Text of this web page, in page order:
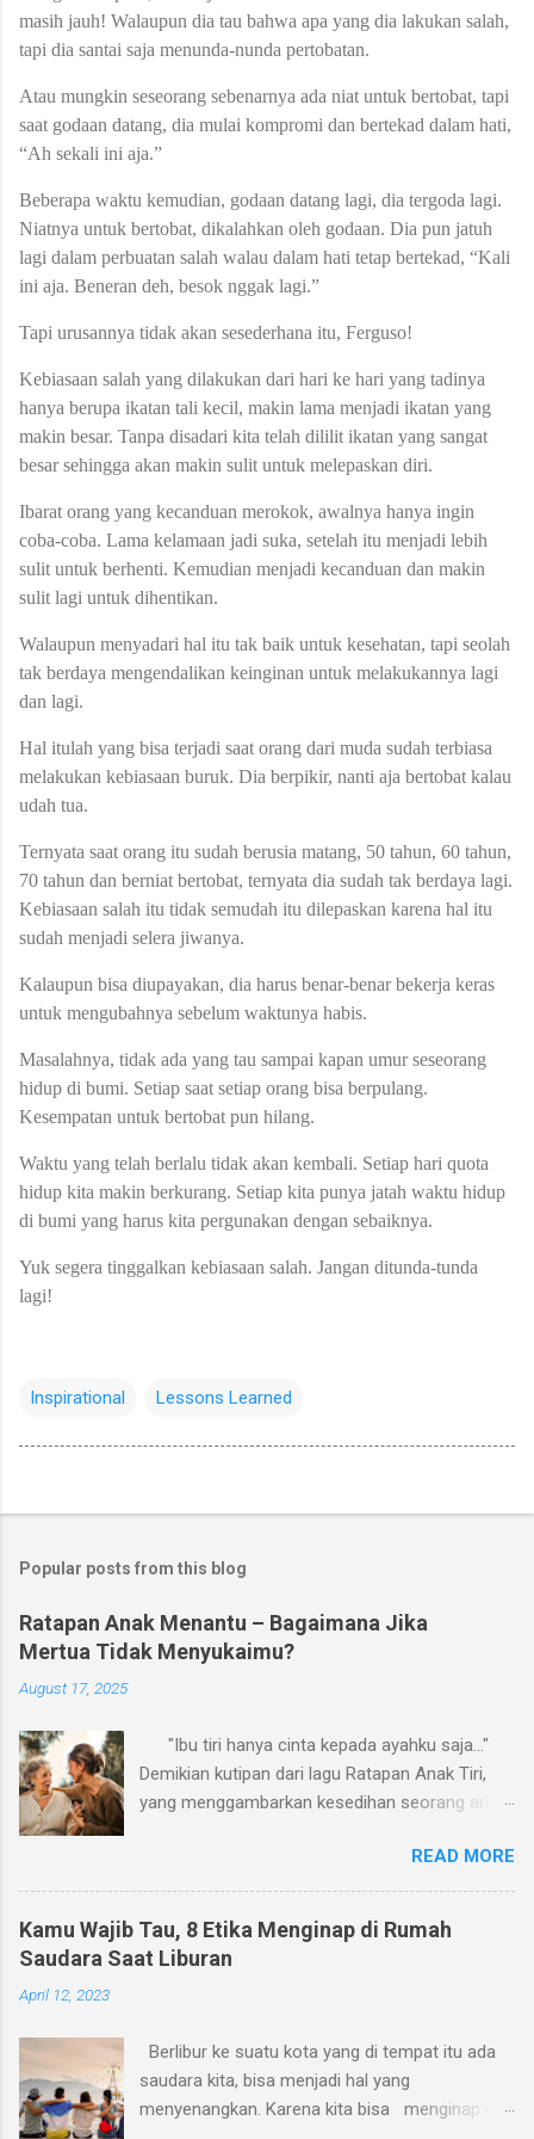
masih jauh! Walaupun dia tau bahwa apa yang dia lakukan salah,
tapi dia santai saja menunda-nunda pertobatan.
Atau mungkin seseorang sebenarnya ada niat untuk bertobat, tapi
saat godaan datang, dia mulai kompromi dan bertekad dalam hati,
“Ah sekali ini aja.”
Beberapa waktu kemudian, godaan datang lagi, dia tergoda lagi.
Niatnya untuk bertobat, dikalahkan oleh godaan. Dia pun jatuh
lagi dalam perbuatan salah walau dalam hati tetap bertekad, “Kali
ini aja. Beneran deh, besok nggak lagi.”
Tapi urusannya tidak akan sesederhana itu, Ferguso!
Kebiasaan salah yang dilakukan dari hari ke hari yang tadinya
hanya berupa ikatan tali kecil, makin lama menjadi ikatan yang
makin besar. Tanpa disadari kita telah dililit ikatan yang sangat
besar sehingga akan makin sulit untuk melepaskan diri.
Ibarat orang yang kecanduan merokok, awalnya hanya ingin
coba-coba. Lama kelamaan jadi suka, setelah itu menjadi lebih
sulit untuk berhenti. Kemudian menjadi kecanduan dan makin
sulit lagi untuk dihentikan.
Walaupun menyadari hal itu tak baik untuk kesehatan, tapi seolah
tak berdaya mengendalikan keinginan untuk melakukannya lagi
dan lagi.
Hal itulah yang bisa terjadi saat orang dari muda sudah terbiasa
melakukan kebiasaan buruk. Dia berpikir, nanti aja bertobat kalau
udah tua.
Ternyata saat orang itu sudah berusia matang, 50 tahun, 60 tahun,
70 tahun dan berniat bertobat, ternyata dia sudah tak berdaya lagi.
Kebiasaan salah itu tidak semudah itu dilepaskan karena hal itu
sudah menjadi selera jiwanya.
Kalaupun bisa diupayakan, dia harus benar-benar bekerja keras
untuk mengubahnya sebelum waktunya habis.
Masalahnya, tidak ada yang tau sampai kapan umur seseorang
hidup di bumi. Setiap saat setiap orang bisa berpulang.
Kesempatan untuk bertobat pun hilang.
Waktu yang telah berlalu tidak akan kembali. Setiap hari quota
hidup kita makin berkurang. Setiap kita punya jatah waktu hidup
di bumi yang harus kita pergunakan dengan sebaiknya.
Yuk segera tinggalkan kebiasaan salah. Jangan ditunda-tunda
lagi!
Inspirational Lessons Learned
Popular posts from this blog
Ratapan Anak Menantu – Bagaimana Jika
Mertua Tidak Menyukaimu?
August 17, 2025
"Ibu tiri hanya cinta kepada ayahku saja..."
Demikian kutipan dari lagu Ratapan Anak Tiri,
yang menggambarkan kesedihan seorang anak
serupa sering kali juga dialami oleh banyak
menantu perempuan terkait perlakuan ibu
mertua mereka. Kalau boleh membuat versi
sendiri, mungkin judulnya, Ratapan Anak
oleh ibu mertua. Tidak sedikit pula ibu mertua
yang secara sadar atau tanpa sadar
memperlakukan menantunya secara tidak adil,
READ MORE
Kamu Wajib Tau, 8 Etika Menginap di Rumah
Saudara Saat Liburan
April 12, 2023
Berlibur ke suatu kota yang di tempat itu ada
saudara kita, bisa menjadi hal yang
menyenangkan. Karena kita bisa menginap di